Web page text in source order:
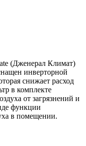
(Дженерал Климат)
инверторной
снижает расход
в комплекте
от загрязнений и
функции
в помещении.